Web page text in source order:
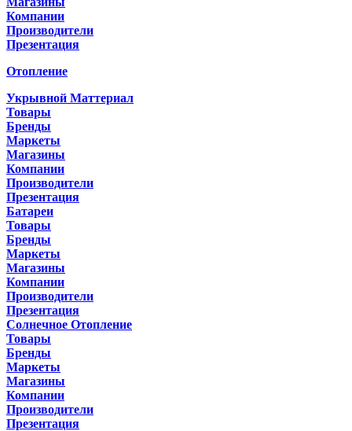
Компании
Производители
Презентация
Отопление
Укрывной Маттериал
Товары
Бренды
Маркеты
Магазины
Компании
Производители
Презентация
Батареи
Товары
Бренды
Маркеты
Магазины
Компании
Производители
Презентация
Солнечное Отопление
Товары
Бренды
Маркеты
Магазины
Компании
Производители
Презентация